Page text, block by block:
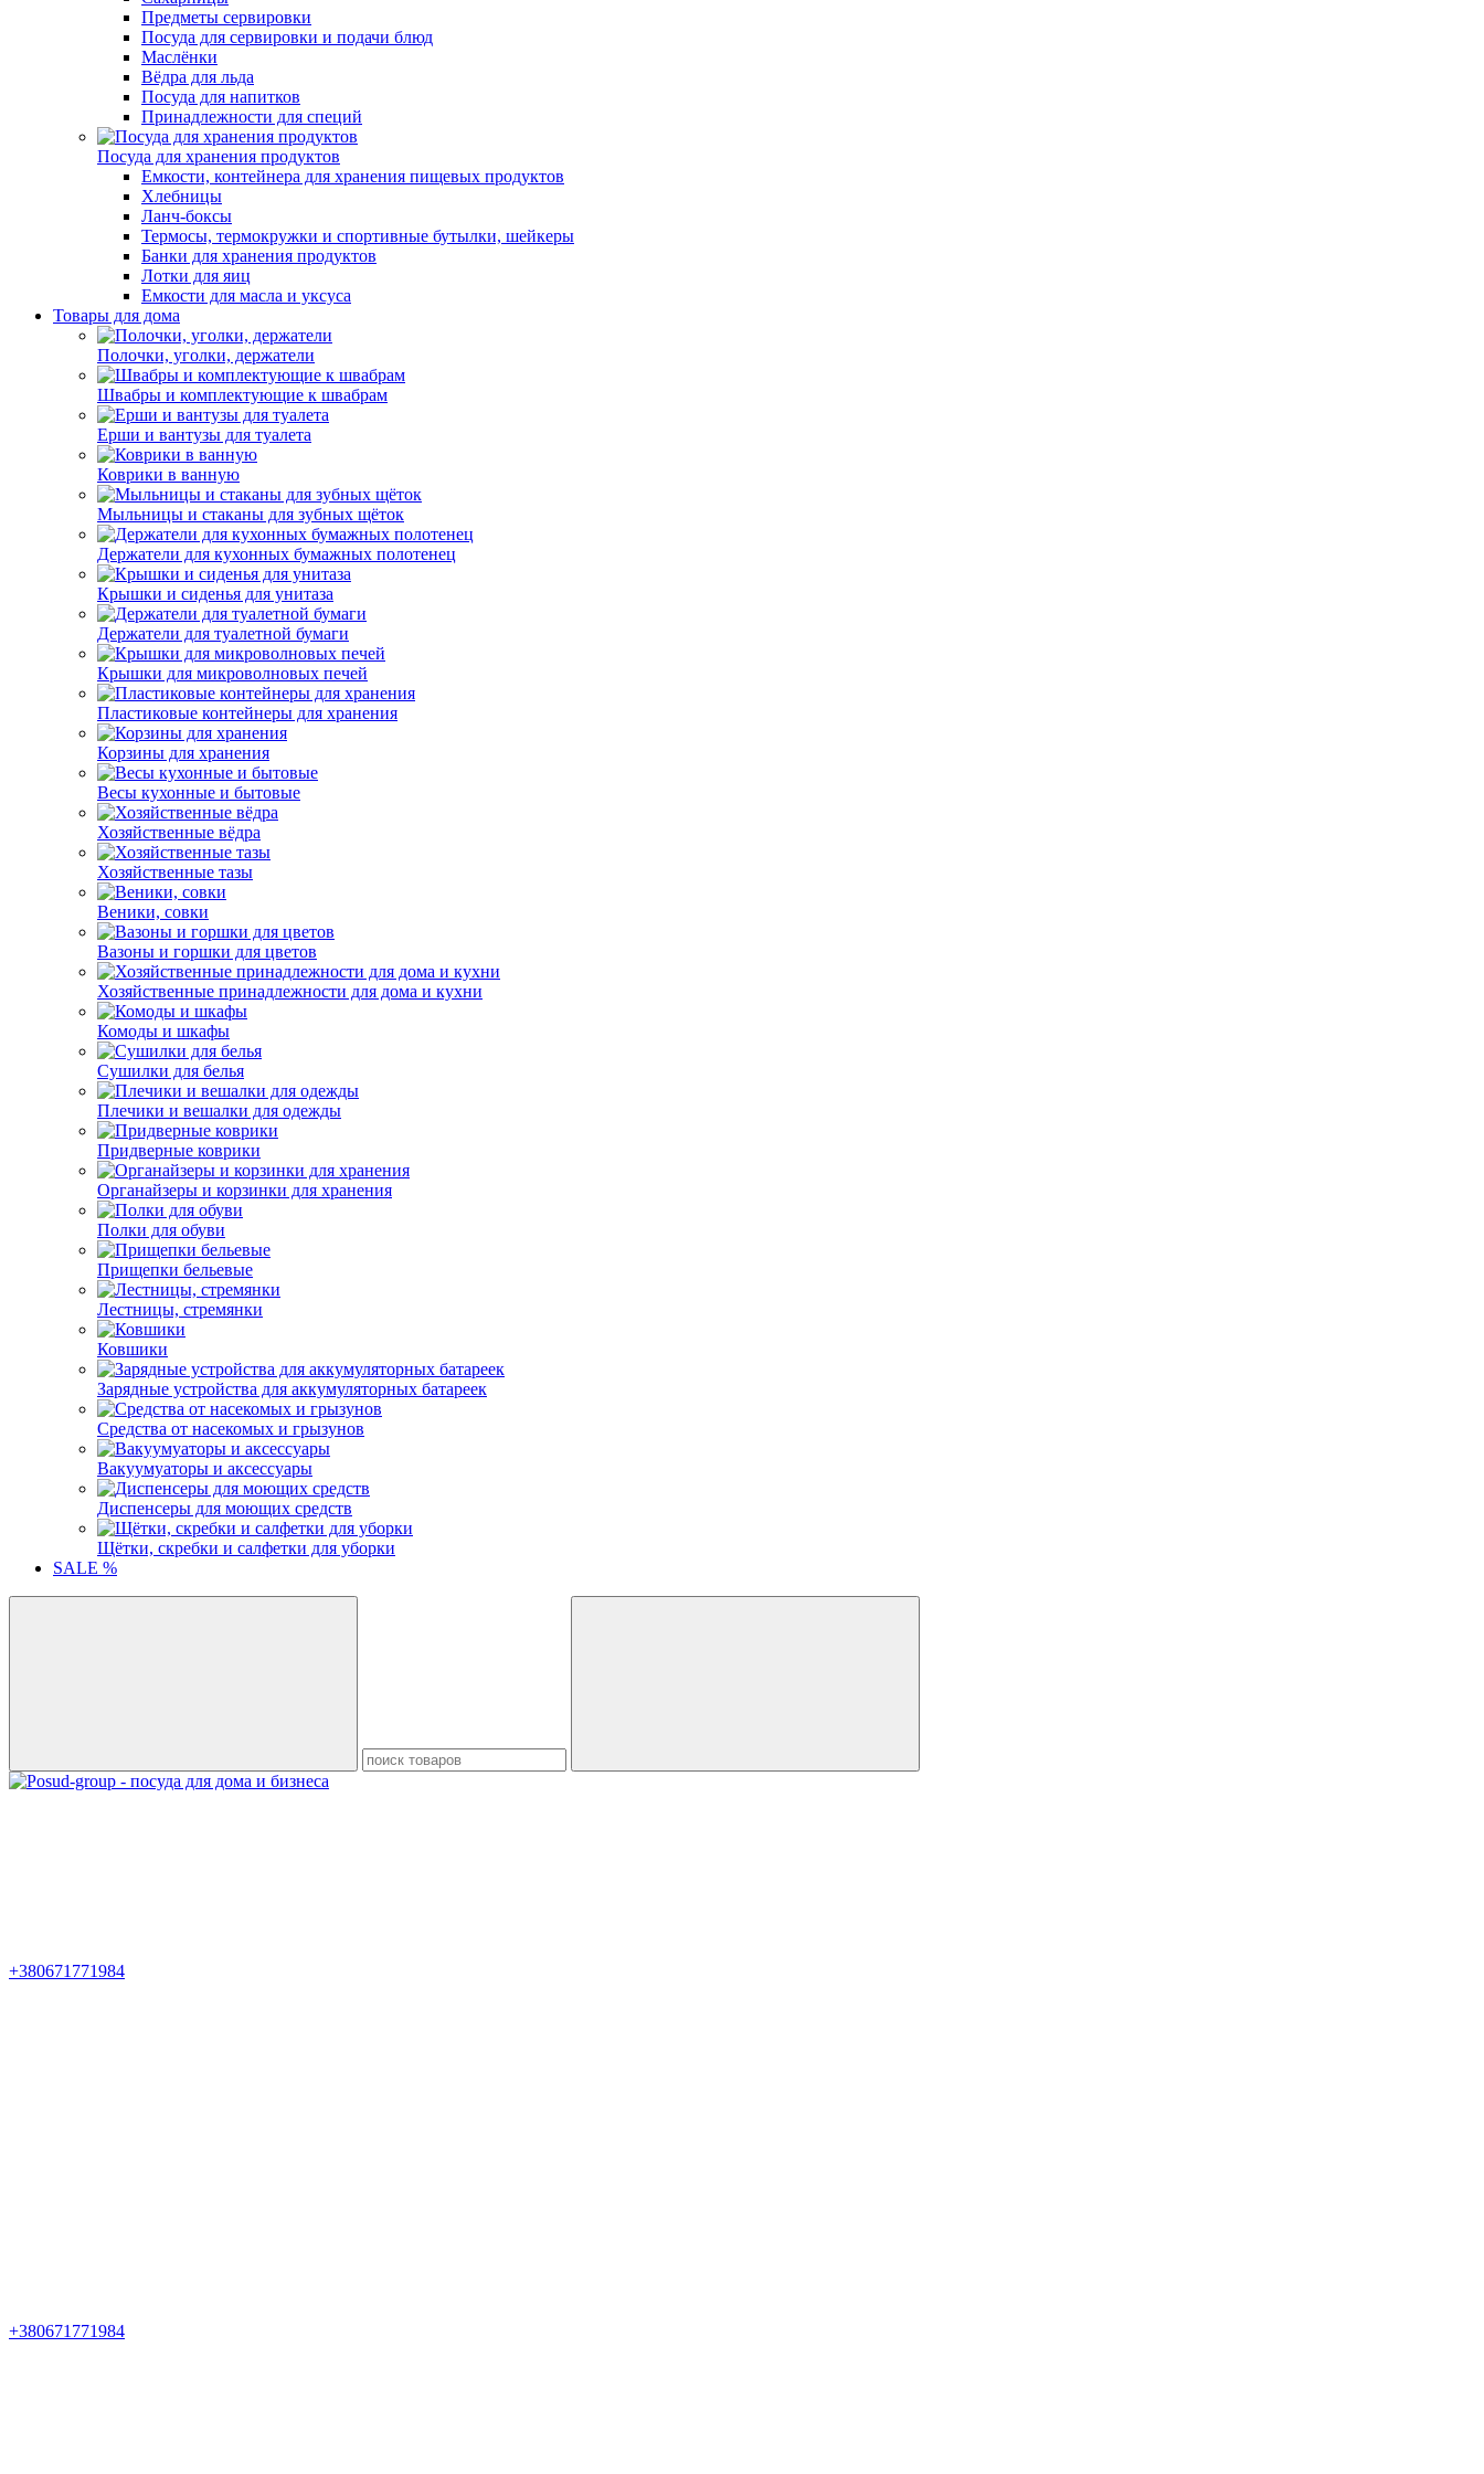
Предметы сервировки
Посуда для сервировки и подачи блюд
Маслёнки
Вёдра для льда
Посуда для напитков
Принадлежности для специй
Посуда для хранения продуктов
Емкости, контейнера для хранения пищевых продуктов
Хлебницы
Ланч-боксы
Термосы, термокружки и спортивные бутылки, шейкеры
Банки для хранения продуктов
Лотки для яиц
Емкости для масла и уксуса
Товары для дома
Полочки, уголки, держатели
Швабры и комплектующие к швабрам
Ерши и вантузы для туалета
Коврики в ванную
Мыльницы и стаканы для зубных щёток
Держатели для кухонных бумажных полотенец
Крышки и сиденья для унитаза
Держатели для туалетной бумаги
Крышки для микроволновых печей
Пластиковые контейнеры для хранения
Корзины для хранения
Весы кухонные и бытовые
Хозяйственные вёдра
Хозяйственные тазы
Веники, совки
Вазоны и горшки для цветов
Хозяйственные принадлежности для дома и кухни
Комоды и шкафы
Сушилки для белья
Плечики и вешалки для одежды
Придверные коврики
Органайзеры и корзинки для хранения
Полки для обуви
Прищепки бельевые
Лестницы, стремянки
Ковшики
Зарядные устройства для аккумуляторных батареек
Средства от насекомых и грызунов
Вакуумуаторы и аксессуары
Диспенсеры для моющих средств
Щётки, скребки и салфетки для уборки
SALE %
+380671771984
+380671771984